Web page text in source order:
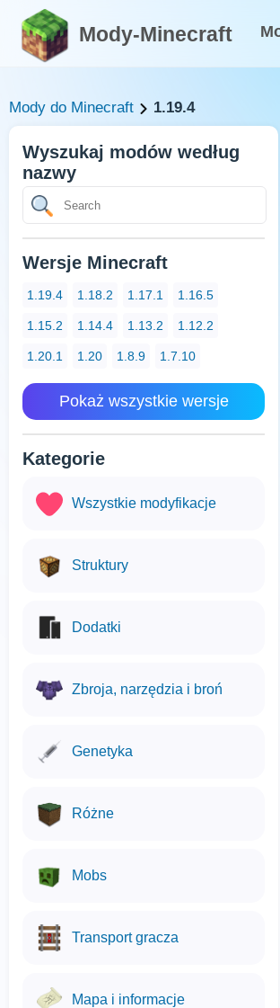
Mody-Minecraft
Mody do Minecraft 1.19.4
Wyszukaj modów według
nazwy
Wersje Minecraft
1.19.4 1.18.2 1.17.1 1.16.5
1.15.2 1.14.4 1.13.2 1.12.2
1.20.1 1.20 1.8.9 1.7.10
Pokaż wszystkie wersje
Kategorie
Wszystkie modyfikacje
Struktury
Dodatki
Zbroja, narzędzia i broń
Genetyka
Różne
Mobs
Transport gracza
Mapa i informacje